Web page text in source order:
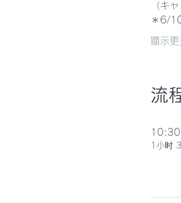
（キ
＊6/
顯示更
流
1小时